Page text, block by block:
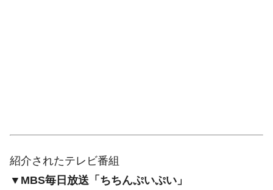
紹介されたテレビ番組
▼MBS毎日放送「ちちんぷいぷい」